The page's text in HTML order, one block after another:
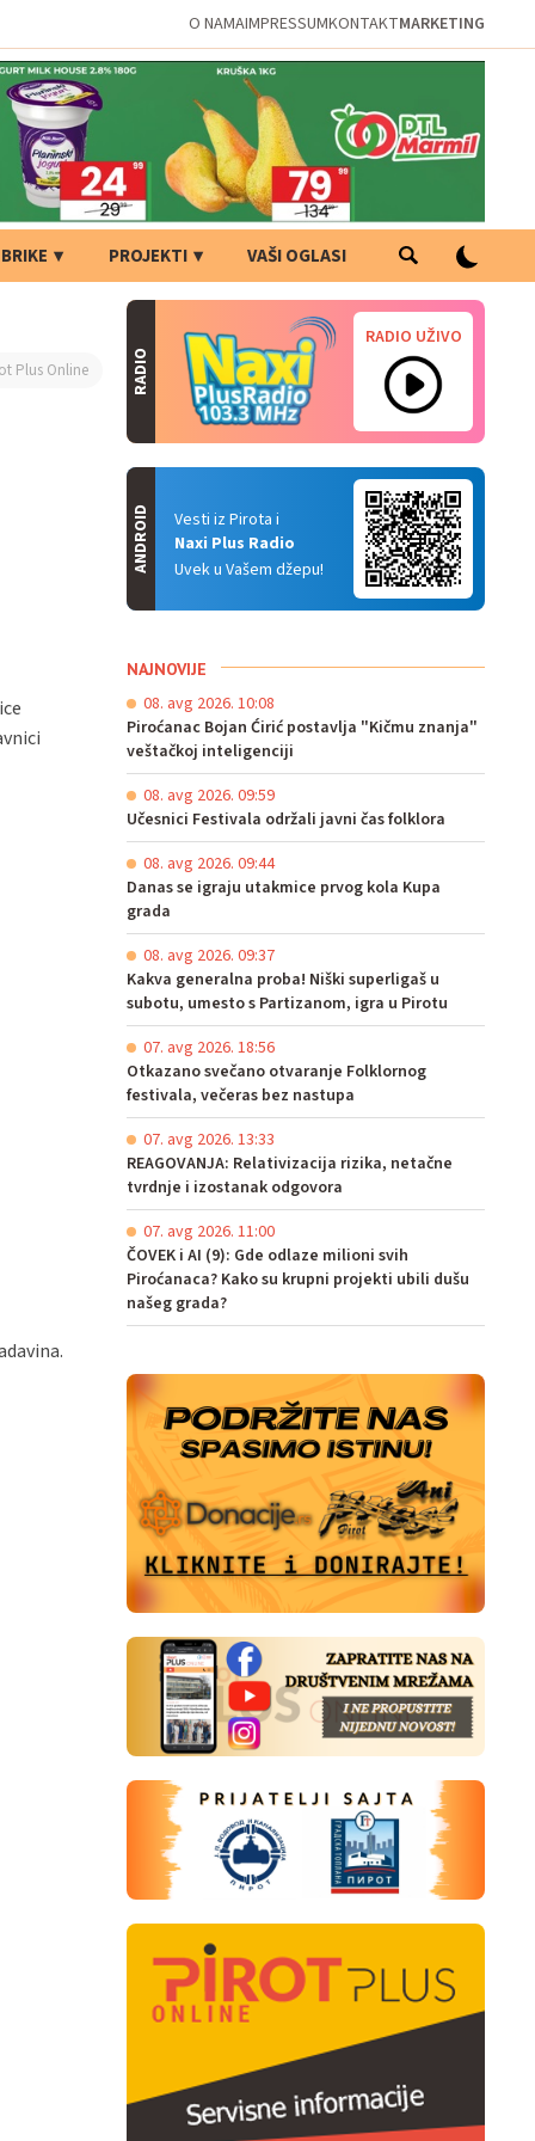
O NAMAIMPRESSUMKONTAKTMARKETING
PROJEKTI VAŠI OGLASI
Plus Online RADIO
RADIO UŽIVO
Vesti iz Pirota i
Naxi Plus Radio
Uvek u Vašem džepu!
ANDROID
NAJNOVIJE
08. avg 2026. 10:08
Piroćanac Bojan Ćirić postavlja "Kičmu znanja"
veštačkoj inteligenciji
08. avg 2026. 09:59
Učesnici Festivala održali javni čas folklora
08. avg 2026. 09:44
Danas se igraju utakmice prvog kola Kupa
grada
08. avg 2026. 09:37
Kakva generalna proba! Niški superligaš u
subotu, umesto s Partizanom, igra u Pirotu
07. avg 2026. 18:56
Otkazano svečano otvaranje Folklornog
festivala, večeras bez nastupa
07. avg 2026. 13:33
REAGOVANJA: Relativizacija rizika, netačne
tvrdnje i izostanak odgovora
07. avg 2026. 11:00
ČOVEK i AI (9): Gde odlaze milioni svih
Piroćanaca? Kako su krupni projekti ubili dušu
našeg grada?